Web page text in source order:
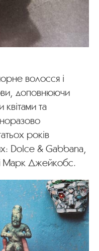
волосся і
доповнюючи
та
років
Dolce & Gabbana,
і Марк Джейкобс.